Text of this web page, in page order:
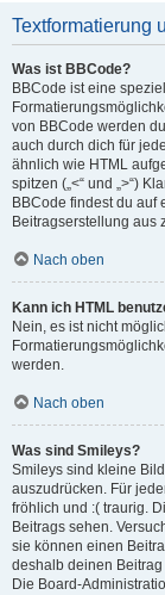
Textformatierung
Was ist BBCode?
BBCode ist eine
von BBCode werden
auch durch dich für
ähnlich wie HTML
spitzen („<“ und „>“)
BBCode findest du auf
Beitragserstellung aus
Nach oben
Kann ich HTML
Nein, es ist nicht
werden.
Nach oben
Was sind Smileys?
Smileys sind kleine
auszudrücken. Für
fröhlich und :( traurig.
Beitrags sehen.
sie können einen
deshalb deinen
Die Board-